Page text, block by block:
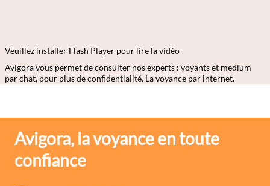
Veuillez installer Flash Player pour lire la vidéo
Avigora vous permet de consulter nos experts : voyants et medium
par chat, pour plus de confidentialité. La voyance par internet.
Avigora, la voyance en toute
confiance